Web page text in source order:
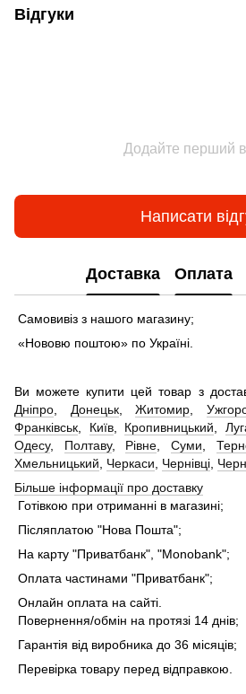
Відгуки
Додайте перший
Написати
Доставка Оплата
Самовивіз з нашого магазину;
«Нововю поштою» по Україні.
Ви можете купити цей товар з
Дніпро, Донецьк,Житомир,
Франківськ, Київ, Кропивницький,
Одесу, Полтаву, Рівне,Суми,
Хмельницький, Черкаси, Чернівці,
Більше інформації про доставку
Готівкою при отриманні в магазині;
Післяплатою "Нова Пошта";
На карту "Приватбанк", "Monobank";
Оплата частинами "Приватбанк";
Онлайн оплата на сайті.
Повернення/обмін на протязі 14 днів;
Гарантія від виробника до 36 місяців;
Перевірка товару перед відправкою.